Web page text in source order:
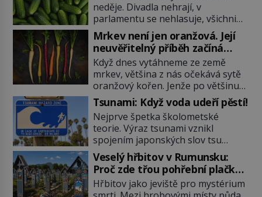
neděje. Divadla nehrají, v
parlamentu se nehlasuje, všichni
jsou na dovolené a média tak
nemají o čem mluvit a psát. A
vymýšlejí si proto témata, které
nikoho nezajímají. Proč je však ona
letní doba spojovaná zrovna s
okurkami? Okurkovou sezónu
známe už od poloviny 19. století,
ovšem jako Češi […]
Mrkev není jen oranžová. Její
neuvěřitelný příběh začíná
fialovou barvou
Když dnes vytáhneme ze země
mrkev, většina z nás očekává sytě
oranžový kořen. Jenže po většinu
své historie je mrkev všechno
možné, jen ne oranžová. Je fialová,
žlutá, bílá, někdy dokonce téměř
černá. Až díky stovkám let
pečlivého šlechtění se z ní stává
zelenina, bez které si českou
zahradu ani nedokážeme
představit. Její příběh je […]
Tsunami: Když voda udeří pěstí!
Nejprve špetka školometské
teorie. Výraz tsunami vznikl
spojením japonských slov tsu
(přístav) a nami (vlna). Jedná se o
dlouhou vlnu, která je na volném
moři takřka nepostřehnutelná.
Ačkoli je vlnová délka tsunami i 300
Veselý hřbitov v Rumunsku:
Proč zde třou pohřební plačky
bídu s nouzí?
Hřbitov jako jeviště pro mystérium